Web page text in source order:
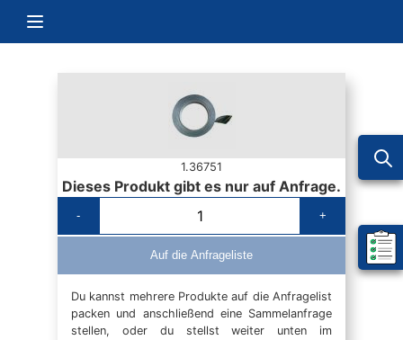
Navigation umschalten
Mein
1.36751
Dieses Produkt gibt es nur auf Anfrage.
- +
Auf die Anfrageliste
Du kannst mehrere Produkte auf die Anfragelist
packen und anschließend eine Sammelanfrage
stellen, oder du stellst weiter unten im